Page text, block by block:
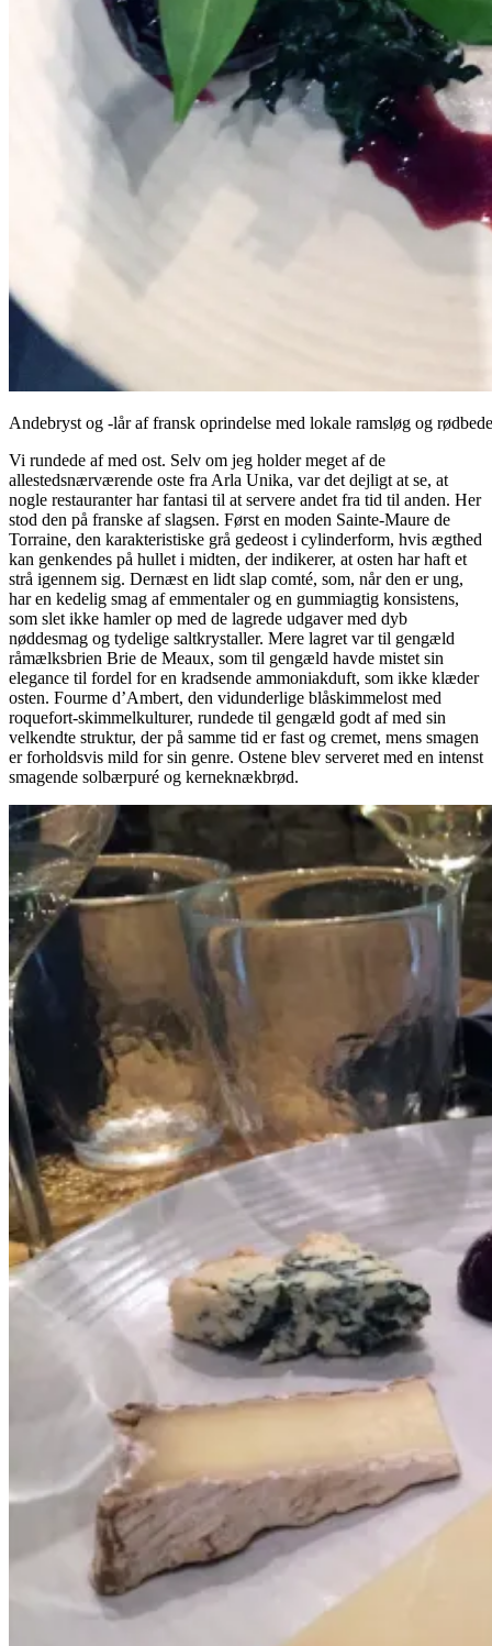
Andebryst og -lår af fransk oprindelse med lokale ramsløg og
Vi rundede af med ost. Selv om jeg holder meget af de
allestedsnærværende oste fra Arla Unika, var det dejligt at se, at
nogle restauranter har fantasi til at servere andet fra tid til anden. Her
stod den på franske af slagsen. Først en moden Sainte-Maure de
Torraine, den karakteristiske grå gedeost i cylinderform, hvis ægthed
kan genkendes på hullet i midten, der indikerer, at osten har haft et
strå igennem sig. Dernæst en lidt slap comté, som, når den er ung,
har en kedelig smag af emmentaler og en gummiagtig konsistens,
som slet ikke hamler op med de lagrede udgaver med dyb
nøddesmag og tydelige saltkrystaller. Mere lagret var til gengæld
råmælksbrien Brie de Meaux, som til gengæld havde mistet sin
elegance til fordel for en kradsende ammoniakduft, som ikke klæder
osten. Fourme d’Ambert, den vidunderlige blåskimmelost med
roquefort-skimmelkulturer, rundede til gengæld godt af med sin
velkendte struktur, der på samme tid er fast og cremet, mens smagen
er forholdsvis mild for sin genre. Ostene blev serveret med en intenst
smagende solbærpuré og kerneknækbrød.